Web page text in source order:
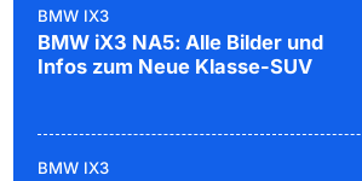
BMW IX3
BMW iX3 NA5: Alle Bilder und
Infos zum Neue Klasse-SUV
BMW IX3